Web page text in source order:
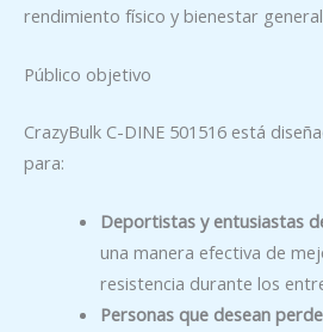
rendimiento físico y bienestar
Público objetivo
CrazyBulk C-DINE 501516 está
para:
Deportistas y entusiastas
una manera efectiva de
resistencia durante los
Personas que desean